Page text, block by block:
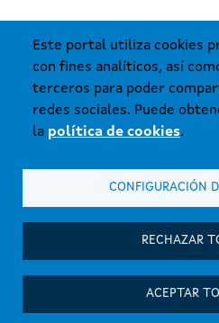
Este portal utiliza cookies
con fines analíticos, así
terceros para poder
redes sociales. Puede
la política de cookies.
CONFIGURACIÓN
RECHAZAR
ACEPTAR